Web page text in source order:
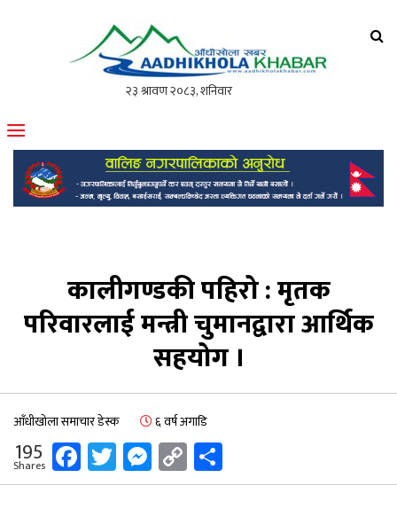
मोफसलकै लोकप्रिय अनलाइन पत्रिका
कालीगण्डकी पहिरो : मृतक
परिवारलाई मन्त्री चुमानद्वारा आर्थिक
सहयोग ।
आँधीखोला समाचार डेस्क ६ वर्ष अगाडि
195
Shares Facebook
Twitter
Messenger
Copy
Link